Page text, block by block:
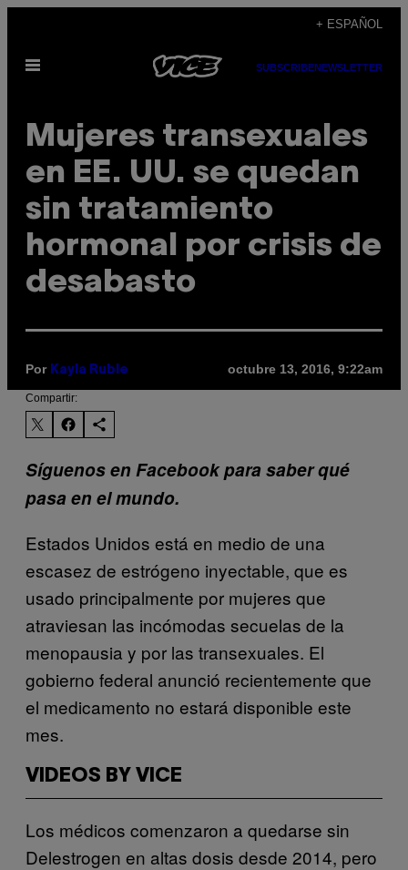
contenido
+ ESPAÑOL
Abrir
SUBSCRIBENEWSLETTER
Mujeres transexuales
en EE. UU. se quedan
sin tratamiento
hormonal por crisis de
desabasto
Por Kayla Ruble octubre 13, 2016, 9:22am
Compartir:
Síguenos en Facebook para saber qué
pasa en el mundo.
Estados Unidos está en medio de una
escasez de estrógeno inyectable, que es
usado principalmente por mujeres que
atraviesan las incómodas secuelas de la
menopausia y por las transexuales. El
gobierno federal anunció recientemente que
el medicamento no estará disponible este
mes.
VIDEOS BY VICE
Los médicos comenzaron a quedarse sin
Delestrogen en altas dosis desde 2014, pero